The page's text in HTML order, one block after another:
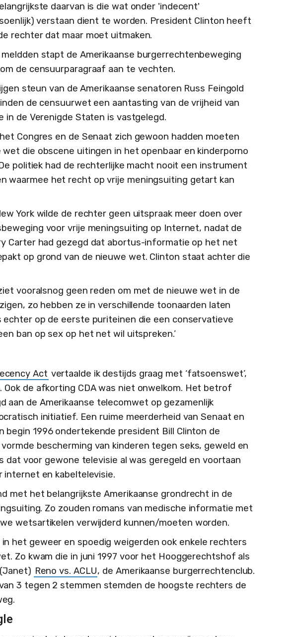
daarvan is die wat onder 'indecent'
verstaan dient te worden. President Clinton heeft
rechter dat maar moet uitmaken.
stapt de Amerikaanse burgerrechtenbeweging
de censuurparagraaf aan te vechten.
steun van de Amerikaanse senatoren Russ Feingold
de censuurwet een aantasting van de vrijheid van
in de Verenigde Staten is vastgelegd.
Congres en de Senaat zich gewoon hadden moeten
wet die obscene uitingen in het openbaar en kinderporno
politiek had de rechterlijke macht nooit een instrument
waarmee het recht op vrije meningsuiting getart kan
York wilde de rechter geen uitspraak meer doen over
voor vrije meningsuiting op Internet, nadat de
Carter had gezegd dat abortus-informatie op het net
op grond van de nieuwe wet. Clinton staat achter die
vooralsnog geen reden om met de nieuwe wet in de
zo hebben ze in verschillende toonaarden laten
op de eerste puriteinen die een conservatieve
ban op sex op het net wil uitspreken.’
Act vertaalde ik destijds graag met ‘fatsoenswet’,
Ook de afkorting CDA was niet onwelkom. Het betrof
aan de Amerikaanse telecomwet op gezamenlijk
initiatief. Een ruime meerderheid van Senaat en
begin 1996 ondertekende president Bill Clinton de
bescherming van kinderen tegen seks, geweld en
dat voor gewone televisie al was geregeld en voortaan
internet en kabeltelevisie.
met het belangrijkste Amerikaanse grondrecht in de
Zo zouden romans van medische informatie met
wetsartikelen verwijderd kunnen/moeten worden.
het geweer en spoedig weigerden ook enkele rechters
Zo kwam die in juni 1997 voor het Hooggerechtshof als
Reno vs. ACLU, de Amerikaanse burgerrechtenclub.
3 tegen 2 stemmen stemden de hoogste rechters de